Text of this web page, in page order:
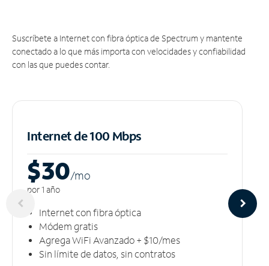
Suscríbete a Internet con fibra óptica de Spectrum y mantente
conectado a lo que más importa con velocidades y confiabilidad
con las que puedes contar.
Internet de 100 Mbps
$30/mo
por 1 año
Internet con fibra óptica
Módem gratis
Agrega WiFi Avanzado + $10/mes
Sin límite de datos, sin contratos